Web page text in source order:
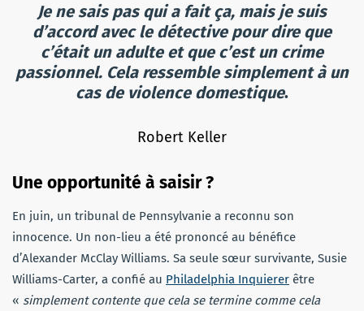
Je ne sais pas qui a fait ça, mais je suis
d’accord avec le détective pour dire que
c’était un adulte et que c’est un crime
passionnel. Cela ressemble simplement à un
cas de violence domestique.
Robert Keller
Une opportunité à saisir ?
En juin, un tribunal de Pennsylvanie a reconnu son
innocence. Un non-lieu a été prononcé au bénéfice
d’Alexander McClay Williams. Sa seule sœur survivante, Susie
Williams-Carter, a confié au Philadelphia Inquierer être
« simplement contente que cela se termine comme cela